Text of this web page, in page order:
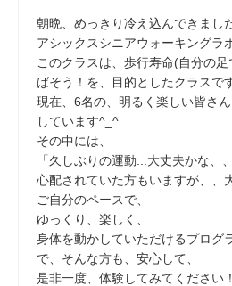
朝晩、めっきり冷え込んできまし
アシックスシニアウォーキングラ
このクラスは、歩行寿命(自分の
ばそう！を、目的としたクラスで
現在、6名の、明るく楽しい皆さ
しています^_^
その中には、
「久しぶりの運動...大丈夫かな、
心配されていた方もいますが、、
ご自分のペースで、
ゆっくり、楽しく、
身体を動かしていただけるプログ
で、そんな方も、安心して、
是非一度、体験してみてください！